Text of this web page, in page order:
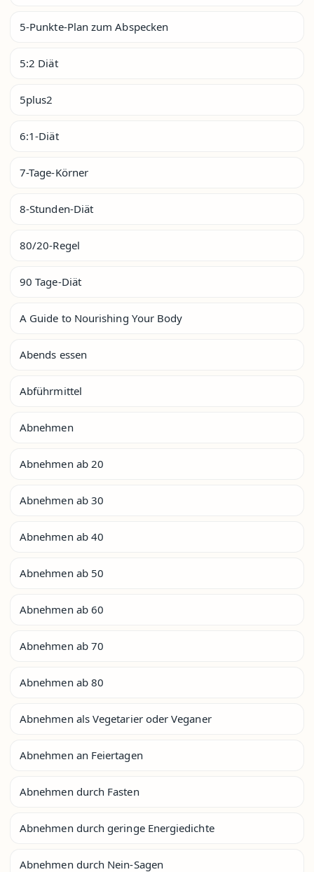
5-Punkte-Plan zum Abspecken
5:2 Diät
5plus2
6:1-Diät
7-Tage-Körner
8-Stunden-Diät
80/20-Regel
90 Tage-Diät
A Guide to Nourishing Your Body
Abends essen
Abführmittel
Abnehmen
Abnehmen ab 20
Abnehmen ab 30
Abnehmen ab 40
Abnehmen ab 50
Abnehmen ab 60
Abnehmen ab 70
Abnehmen ab 80
Abnehmen als Vegetarier oder Veganer
Abnehmen an Feiertagen
Abnehmen durch Fasten
Abnehmen durch geringe Energiedichte
Abnehmen durch Nein-Sagen